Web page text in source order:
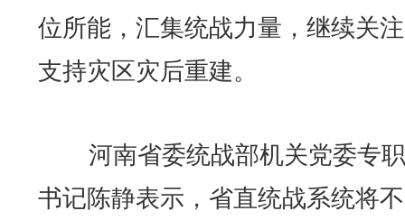
位所能，汇集统战力量，继续关
支持灾区灾后重建。
河南省委统战部机关党委专
书记陈静表示，省直统战系统将